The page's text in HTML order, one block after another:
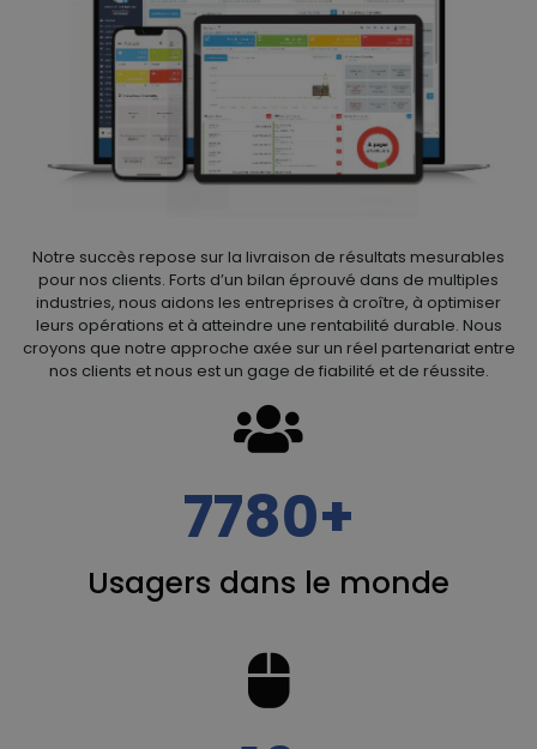
Notre succès repose sur la livraison de résultats mesurables
pour nos clients. Forts d’un bilan éprouvé dans de multiples
industries, nous aidons les entreprises à croître, à optimiser
leurs opérations et à atteindre une rentabilité durable. Nous
croyons que notre approche axée sur un réel partenariat entre
nos clients et nous est un gage de fiabilité et de réussite.
fa-
22477
Usagers dans le monde
fas